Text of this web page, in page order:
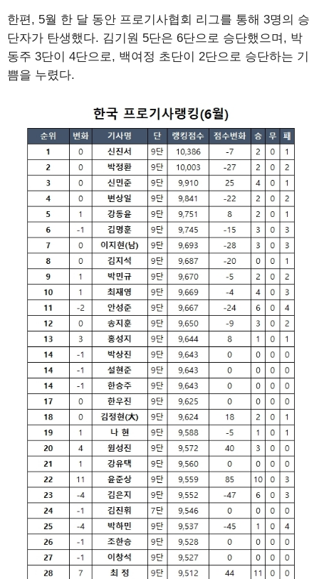
한편, 5월 한 달 동안 프로기사협회 리그를 통해 3명의 승
단자가 탄생했다. 김기원 5단은 6단으로 승단했으며, 박
동주 3단이 4단으로, 백여정 초단이 2단으로 승단하는 기
쁨을 누렸다.